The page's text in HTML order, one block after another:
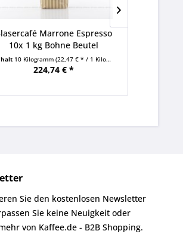
Marrone Espresso
10x 1 kg Bohne Beutel
10 Kilogramm(22,47 € * / 1 Kilogramm)
224,74 € *
Sie den kostenlosen Newsletter
Sie keine Neuigkeit oder
von Kaffee.de - B2B Shopping.